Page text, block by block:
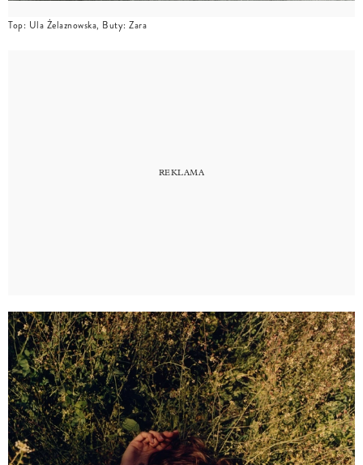
Top: Ula Żelaznowska, Buty: Zara